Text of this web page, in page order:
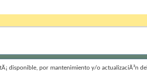
disponible, por mantenimiento y/o actualizaciÃ³n del